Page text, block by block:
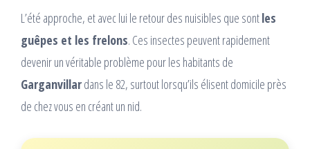
L’été approche, et avec lui le retour des nuisibles que sontles
guêpes et les frelons. Ces insectes peuvent rapidement
devenir un véritable problème pour les habitants de
Garganvillardans le 82, surtout lorsqu’ils élisent domicile près
de chez vous en créant un nid.